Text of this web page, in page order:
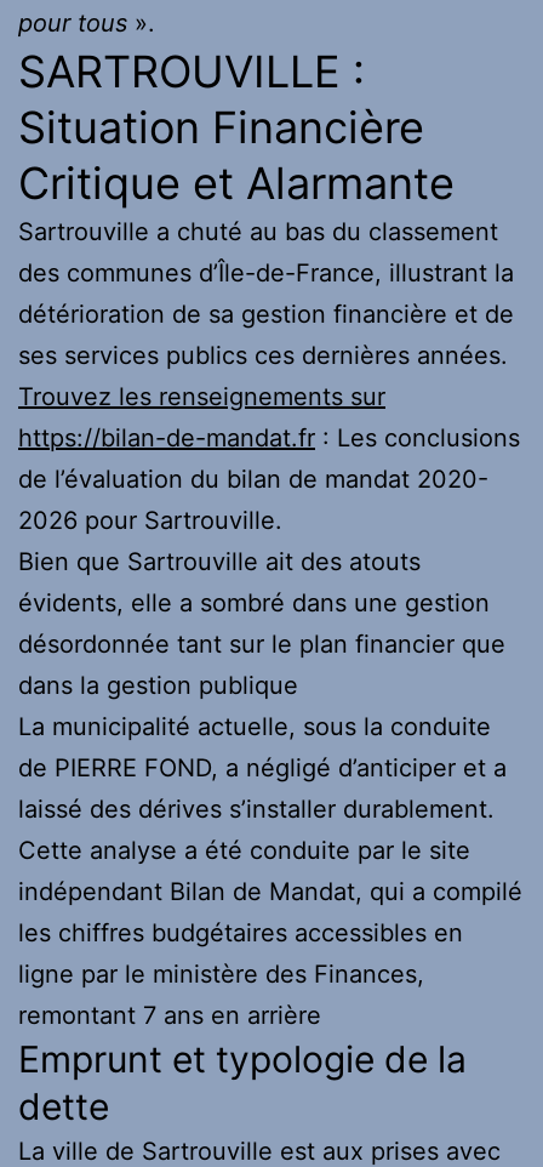
pour tous ».
SARTROUVILLE :
Situation Financière
Critique et Alarmante
Sartrouville a chuté au bas du classement
des communes d’Île-de-France, illustrant la
détérioration de sa gestion financière et de
ses services publics ces dernières années.
Trouvez les renseignements sur
https://bilan-de-mandat.fr : Les conclusions
de l’évaluation du bilan de mandat 2020-
2026 pour Sartrouville.
Bien que Sartrouville ait des atouts
évidents, elle a sombré dans une gestion
désordonnée tant sur le plan financier que
dans la gestion publique
La municipalité actuelle, sous la conduite
de PIERRE FOND, a négligé d’anticiper et a
laissé des dérives s’installer durablement.
Cette analyse a été conduite par le site
indépendant Bilan de Mandat, qui a compilé
les chiffres budgétaires accessibles en
ligne par le ministère des Finances,
remontant 7 ans en arrière
Emprunt et typologie de la
dette
La ville de Sartrouville est aux prises avec